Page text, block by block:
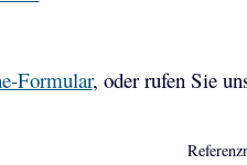
Formular, oder rufen Sie